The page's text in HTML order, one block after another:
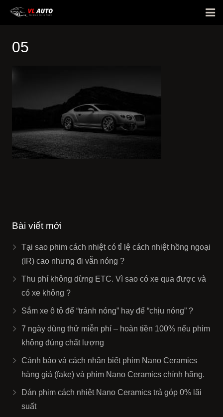
Phim cách nhiệt
Hình ảnh dán xe
Tin tức
05
Bài viết mới
Tại sao phim cách nhiệt có tỉ lệ cách nhiệt hồng ngoại
(IR) cao nhưng đi vẫn nóng ?
Thu phí không dừng ETC. Vì sao có xe qua được và
có xe không ?
Sắm xe ô tô để “tránh nóng” hay để “chịu nóng” ?
7 ngày dùng thử miễn phí – hoàn tiền 100% nếu phim
không đúng chất lượng
Cảnh báo và cách nhận biết phim Nano Ceramics
hàng giả (fake) và phim Nano Ceramics chính hãng.
Dán phim cách nhiệt Nano Ceramics trả góp 0% lãi
suất